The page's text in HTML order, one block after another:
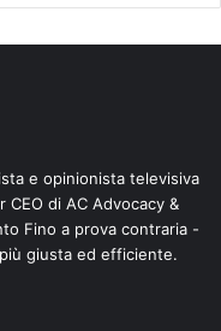
e opinionista televisiva
di AC Advocacy &
Fino a prova contraria -
giusta ed efficiente.